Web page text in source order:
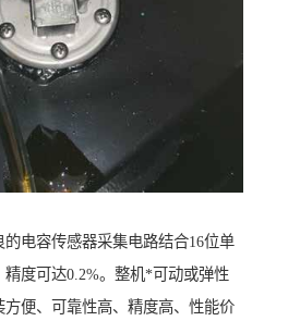
电容传感器采集电路结合16位单
精度可达0.2%。整机*可动或弹性
便、可靠性高、精度高、性能价